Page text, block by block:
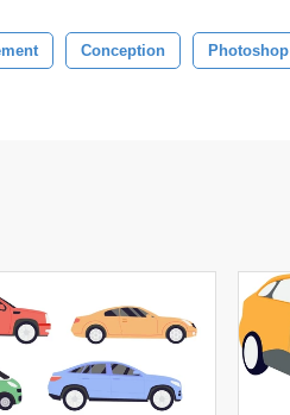
Conception Photoshop